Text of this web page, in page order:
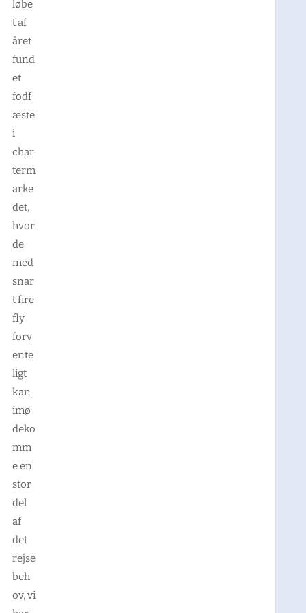
løbe
t af
året
fund
et
fodf
æste
i
char
term
arke
det,
hvor
de
med
snar
t fire
fly
forv
ente
ligt
kan
imø
deko
mm
e en
stor
del
af
det
rejse
beh
ov, vi